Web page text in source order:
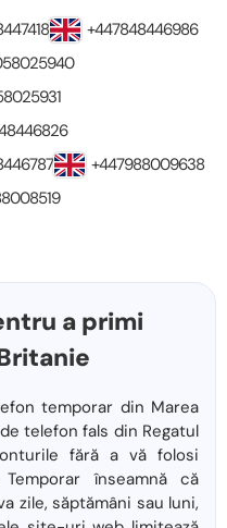
+447848446986
+447988009638
a primi
temporar din Marea
telefon fals din Regatul
fără a vă folosi
înseamnă că
zile, săptămâni sau luni,